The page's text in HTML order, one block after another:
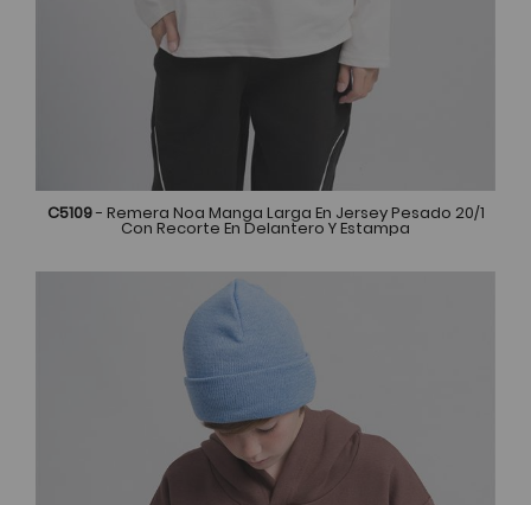
C5109- Remera Noa Manga Larga En Jersey Pesado 20/1
Con Recorte En Delantero Y Estampa